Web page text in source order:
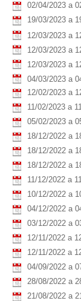
02/04/2023 a
19/03/2023 a
12/03/2023 a
12/03/2023 a
12/03/2023 a
04/03/2023 a
12/02/2023 a
11/02/2023 a
05/02/2023 a
18/12/2022 a
18/12/2022 a
18/12/2022 a
11/12/2022 a
10/12/2022 a
04/12/2022 a
03/12/2022 a
12/11/2022 a
12/11/2022 a
04/09/2022 a
28/08/2022 a
21/08/2022 a